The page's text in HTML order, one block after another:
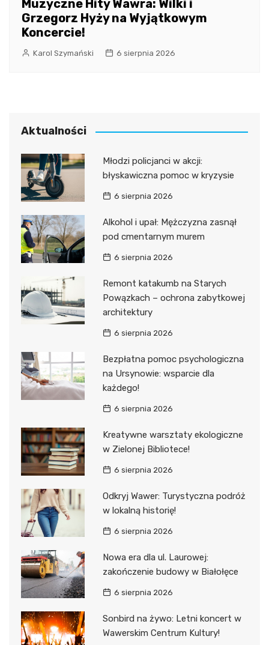
Muzyczne Hity Wawra: Wilki i
Grzegorz Hyży na Wyjątkowym
Koncercie!
Karol Szymański 6 sierpnia 2026
Aktualności
Młodzi policjanci w akcji:
błyskawiczna pomoc w kryzysie
6 sierpnia 2026
Alkohol i upał: Mężczyzna zasnął
pod cmentarnym murem
6 sierpnia 2026
Remont katakumb na Starych
Powązkach – ochrona zabytkowej
architektury
6 sierpnia 2026
Bezpłatna pomoc psychologiczna
na Ursynowie: wsparcie dla
każdego!
6 sierpnia 2026
Kreatywne warsztaty ekologiczne
w Zielonej Bibliotece!
6 sierpnia 2026
Odkryj Wawer: Turystyczna podróż
w lokalną historię!
6 sierpnia 2026
Nowa era dla ul. Laurowej:
zakończenie budowy w Białołęce
6 sierpnia 2026
Sonbird na żywo: Letni koncert w
Wawerskim Centrum Kultury!